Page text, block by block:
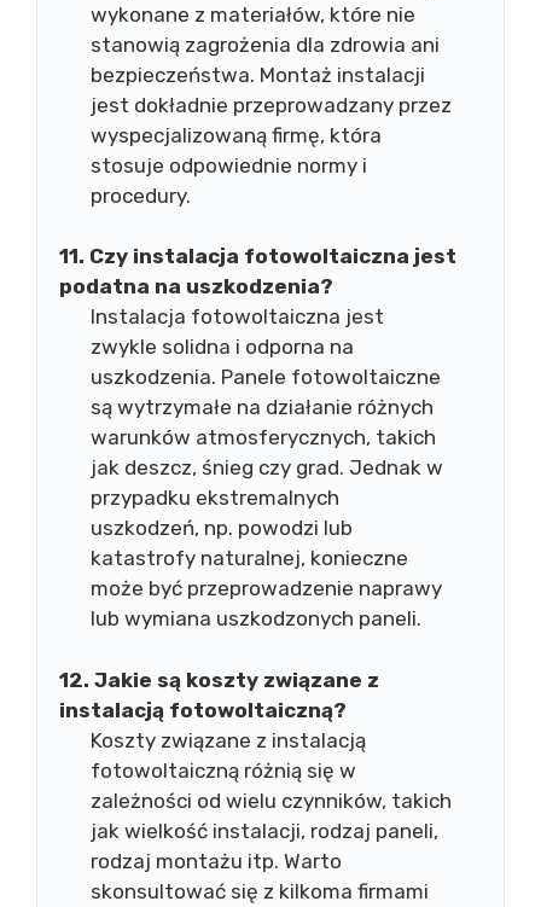
wykonane z materiałów, które nie
stanowią zagrożenia dla zdrowia ani
bezpieczeństwa. Montaż instalacji
jest dokładnie przeprowadzany przez
wyspecjalizowaną firmę, która
stosuje odpowiednie normy i
procedury.
11. Czy instalacja fotowoltaiczna jest
podatna na uszkodzenia?
Instalacja fotowoltaiczna jest
zwykle solidna i odporna na
uszkodzenia. Panele fotowoltaiczne
są wytrzymałe na działanie różnych
warunków atmosferycznych, takich
jak deszcz, śnieg czy grad. Jednak w
przypadku ekstremalnych
uszkodzeń, np. powodzi lub
katastrofy naturalnej, konieczne
może być przeprowadzenie naprawy
lub wymiana uszkodzonych paneli.
12. Jakie są koszty związane z
instalacją fotowoltaiczną?
Koszty związane z instalacją
fotowoltaiczną różnią się w
zależności od wielu czynników, takich
jak wielkość instalacji, rodzaj paneli,
rodzaj montażu itp. Warto
skonsultować się z kilkoma firmami